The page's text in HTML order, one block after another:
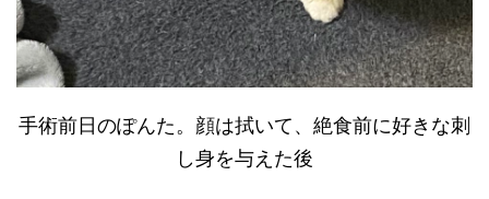
手術前日のぽんた。顔は拭いて、絶食前に好きな刺
し身を与えた後